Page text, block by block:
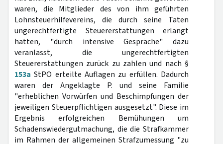
waren, die Mitglieder des von ihm geführten
Lohnsteuerhilfevereins, die durch seine Taten
ungerechtfertigte Steuererstattungen erlangt
hatten, "durch intensive Gespräche" dazu
veranlasst, die ungerechtfertigten
Steuererstattungen zurück zu zahlen und nach §
153a StPO erteilte Auflagen zu erfüllen. Dadurch
waren der Angeklagte P. und seine Familie
"erheblichen Vorwürfen und Beschimpfungen der
jeweiligen Steuerpflichtigen ausgesetzt". Diese im
Ergebnis erfolgreichen Bemühungen um
Schadenswiedergutmachung, die die Strafkammer
im Rahmen der allgemeinen Strafzumessung "zu